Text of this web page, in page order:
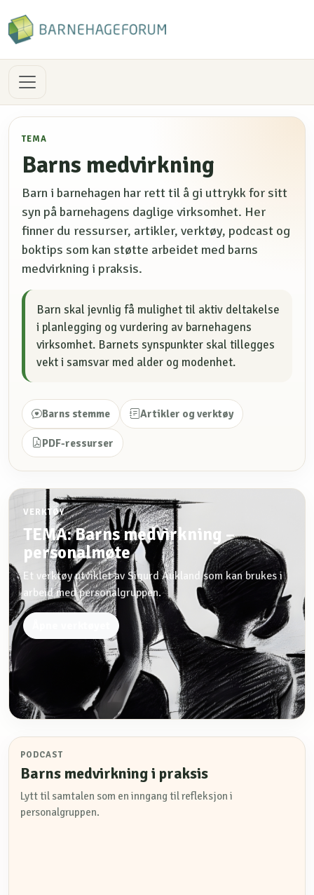
TEMA
Barns medvirkning
Barn i barnehagen har rett til å gi uttrykk for sitt
syn på barnehagens daglige virksomhet. Her
finner du ressurser, artikler, verktøy, podcast og
boktips som kan støtte arbeidet med barns
medvirkning i praksis.
Barn skal jevnlig få mulighet til aktiv deltakelse
i planlegging og vurdering av barnehagens
virksomhet. Barnets synspunkter skal tillegges
vekt i samsvar med alder og modenhet.
Barns stemme Artikler og verktøy
PDF-ressurser
VERKTØY
TEMA: Barns medvirkning –
personalmøte
Et verktøy utviklet av Sigurd Aukland som kan brukes i
arbeid med personalgruppen.
PODCAST
Barns medvirkning i praksis
Lytt til samtalen som en inngang til refleksjon i
personalgruppen.